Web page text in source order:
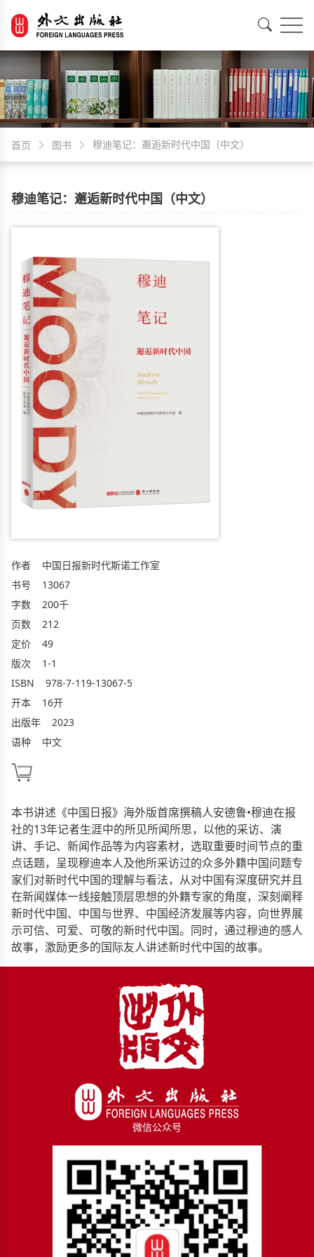
首页 图书 穆迪笔记：邂逅新时代中国（中文）
穆迪笔记：邂逅新时代中国（中文）
作者
中国日报新时代斯诺工作室
书号
13067
字数
200千
页数
212
定价
49
版次
1-1
ISBN
978-7-119-13067-5
开本
16开
出版年
2023
语种
中文
本书讲述《中国日报》海外版首席撰稿人安德鲁•穆迪在报
社的13年记者生涯中的所见所闻所思，以他的采访、演
讲、手记、新闻作品等为内容素材，选取重要时间节点的重
点话题，呈现穆迪本人及他所采访过的众多外籍中国问题专
家们对新时代中国的理解与看法，从对中国有深度研究并且
在新闻媒体一线接触顶层思想的外籍专家的角度，深刻阐释
新时代中国、中国与世界、中国经济发展等内容，向世界展
示可信、可爱、可敬的新时代中国。同时，通过穆迪的感人
故事，激励更多的国际友人讲述新时代中国的故事。
微信公众号